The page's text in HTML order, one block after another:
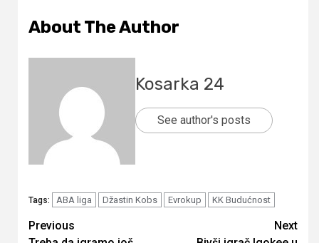
About The Author
Kosarka 24
See author's posts
Tags: ABA liga Džastin Kobs Evrokup KK Budućnost
Continue
Previous
Next